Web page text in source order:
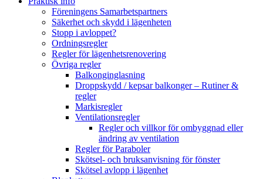
Föreningens Samarbetspartners
Säkerhet och skydd i lägenheten
Stopp i avloppet?
Ordningsregler
Regler för lägenhetsrenovering
Övriga regler
Balkonginglasning
Droppskydd / kepsar balkonger – Rutiner &
regler
Markisregler
Ventilationsregler
Regler och villkor för ombyggnad eller
ändring av ventilation
Regler för Paraboler
Skötsel- och bruksanvisning för fönster
Skötsel avlopp i lägenhet